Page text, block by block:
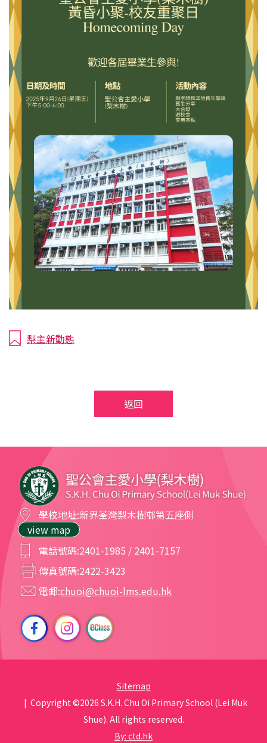
梨主新動態
返回
學校地址:新界荃灣梨木樹邨第五座側
view map
電話號碼:2401-1985 / 2401-7157
傳真號碼:2422-3423
電郵:chuoi@chuoi-lms.edu.hk
Sitemap
| Copyright ©2026 S.K.H. Chu Oi Primary School (Lei Muk
Shue). All rights reserved.
By: ctd.hk